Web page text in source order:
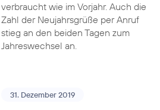
verbraucht wie im Vorjahr. Auch die
Zahl der Neujahrsgrüße per Anruf
stieg an den beiden Tagen zum
Jahreswechsel an.
31. Dezember 2019